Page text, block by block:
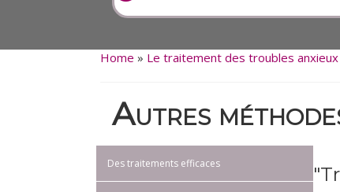
Home » Le traitement des troubles anxieux
Autres
Des traitements efficaces